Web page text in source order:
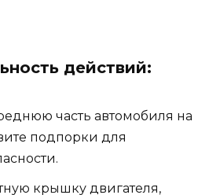
действий:
часть автомобиля на
подпорки для
крышку двигателя,